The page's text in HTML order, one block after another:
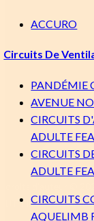
ACCURO
Circuits De
PANDÉMIE
AVENUE
CIRCUITS
ADULTE
CIRCUITS
ADULTE
CIRCUITS
AQUELIMB
UTILISÉS AVEC